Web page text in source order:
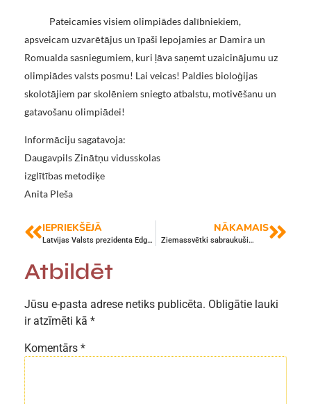
Pateicamies visiem olimpiādes dalībniekiem,
apsveicam uzvarētājus un īpaši lepojamies ar Damira un
Romualda sasniegumiem, kuri ļāva saņemt uzaicinājumu uz
olimpiādes valsts posmu! Lai veicas! Paldies bioloģijas
skolotājiem par skolēniem sniegto atbalstu, motivēšanu un
gatavošanu olimpiādei!
Informāciju sagatavoja:
Daugavpils Zinātņu vidusskolas
izglītības metodiķe
Anita Pleša
IEPRIEKŠĒJĀ
Latvijas Valsts prezidenta Edgara Rinkēviča apsveikums Ziemassvētkos
NĀKAMAIS
Ziemassvētki sabraukuši…
Atbildēt
Jūsu e-pasta adrese netiks publicēta. Obligātie lauki
ir atzīmēti kā *
Komentārs *